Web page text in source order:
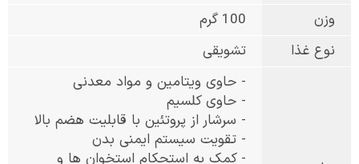
وزن
100 گرم
نوع غذا
تشویقی
- حاوی ویتامین و مواد معدنی
- حاوی کلسیم
- سرشار از پروتئین با قابلیت هضم بالا
- تقویت سیستم ایمنی بدن
- کمک به استحکام استخوان ها و